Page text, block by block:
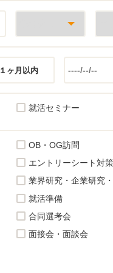
１ヶ月以内
就活セミナー
OB・OG訪問
エントリーシート対策
業界研究・企業研究
就活準備
合同選考会
面接会・面談会